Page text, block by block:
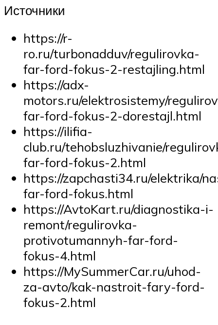
Источники
https://r-
ro.ru/turbonadduv/regulirovka-
far-ford-fokus-2-restajling.html
https://adx-
motors.ru/elektrosistemy/
far-ford-fokus-2-dorestajl.html
https://ilifia-
club.ru/tehobsluzhivanie/
far-ford-fokus-2.html
https://zapchasti34.ru/elektrika/
far-ford-fokus.html
https://AvtoKart.ru/diagnostika-i-
remont/regulirovka-
protivotumannyh-far-ford-
fokus-4.html
https://MySummerCar.ru/uhod-
za-avto/kak-nastroit-fary-ford-
fokus-2.html